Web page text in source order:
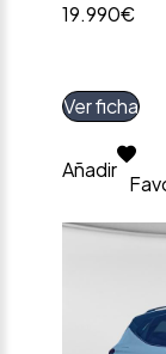
19.990€
Ver ficha
Añadir